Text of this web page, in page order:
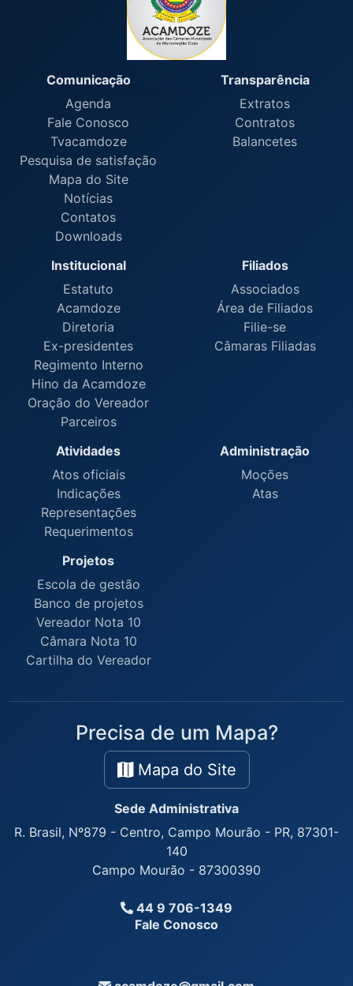
Comunicação
Agenda
Fale Conosco
Tvacamdoze
Pesquisa de satisfação
Mapa do Site
Notícias
Contatos
Downloads
Transparência
Extratos
Contratos
Balancetes
Institucional
Estatuto
Acamdoze
Diretoria
Ex-presidentes
Regimento Interno
Hino da Acamdoze
Oração do Vereador
Parceiros
Filiados
Associados
Área de Filiados
Filie-se
Câmaras Filiadas
Atividades
Atos oficiais
Indicações
Representações
Requerimentos
Administração
Moções
Atas
Projetos
Escola de gestão
Banco de projetos
Vereador Nota 10
Câmara Nota 10
Cartilha do Vereador
Precisa de um Mapa?
Mapa do Site
Sede Administrativa
R. Brasil, Nº879 - Centro, Campo Mourão - PR, 87301-
140
Campo Mourão - 87300390
44 9 706-1349
Fale Conosco